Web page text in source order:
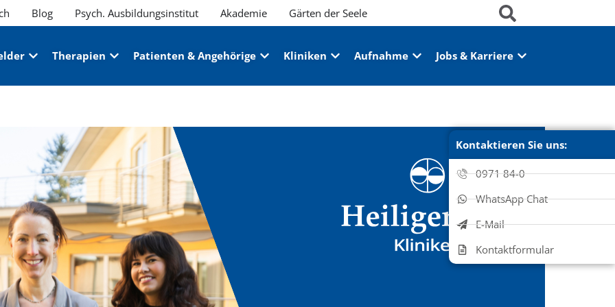
Blog Psych. Ausbildungsinstitut Akademie Gärten der Seele
Therapien Patienten & Angehörige Kliniken Aufnahme Jobs & Karriere
Kontaktieren Sie uns:
0971 84-0
WhatsApp Chat
E-Mail
Kontaktformular